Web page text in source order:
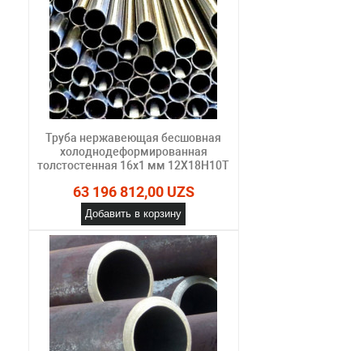
Труба нержавеющая бесшовная
холоднодеформированная
толстостенная 16х1 мм 12Х18Н10Т
63 196 812,00 UZS
Добавить в корзину